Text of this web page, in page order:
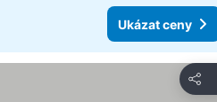
Ukázat ceny
Sdílet